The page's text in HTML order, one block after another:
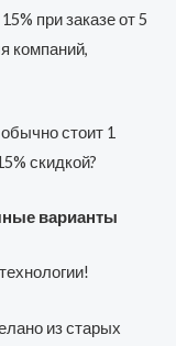
при заказе от 5
компаний,
стоит 1
скидкой?
варианты
из старых